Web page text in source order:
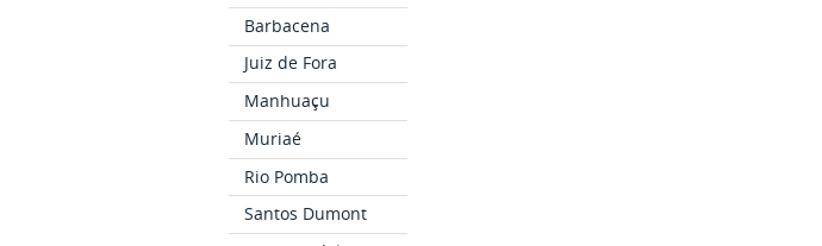
Barbacena
Juiz de Fora
Manhuaçu
Muriaé
Rio Pomba
Santos Dumont